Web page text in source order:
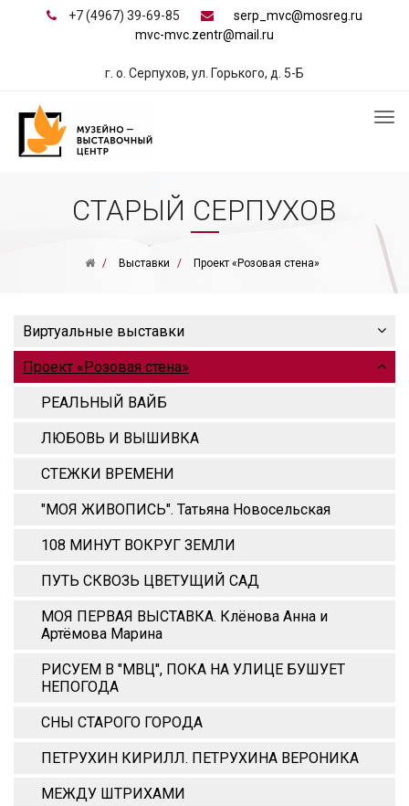
+7 (4967) 39-69-85
serp_mvc@mosreg.ru
mvc-mvc.zentr@mail.ru
г. о. Серпухов, ул. Горького, д. 5-Б
СТАРЫЙ СЕРПУХОВ
Выставки Проект «Розовая стена»
Виртуальные выставки
Проект «Розовая стена»
РЕАЛЬНЫЙ ВАЙБ
ЛЮБОВЬ И ВЫШИВКА
СТЕЖКИ ВРЕМЕНИ
"МОЯ ЖИВОПИСЬ". Татьяна Новосельская
108 МИНУТ ВОКРУГ ЗЕМЛИ
ПУТЬ СКВОЗЬ ЦВЕТУЩИЙ САД
МОЯ ПЕРВАЯ ВЫСТАВКА. Клёнова Анна и
Артёмова Марина
РИСУЕМ В "МВЦ", ПОКА НА УЛИЦЕ БУШУЕТ
НЕПОГОДА
СНЫ СТАРОГО ГОРОДА
ПЕТРУХИН КИРИЛЛ. ПЕТРУХИНА ВЕРОНИКА
МЕЖДУ ШТРИХАМИ